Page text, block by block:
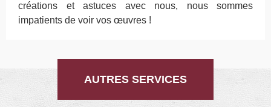
créations et astuces avec nous, nous sommes
impatients de voir vos œuvres !
AUTRES SERVICES